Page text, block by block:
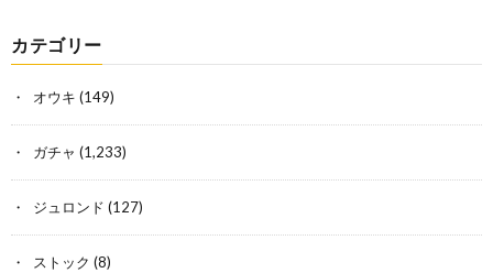
カテゴリー
オウキ (149)
ガチャ (1,233)
ジュロンド (127)
ストック (8)